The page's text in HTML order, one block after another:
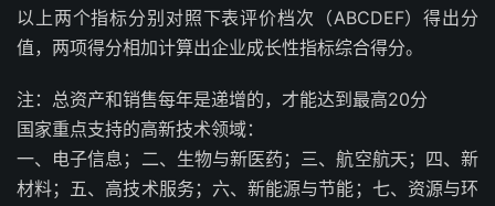
以上两个指标分别对照下表评价档次（ABCDEF）得出分
值，两项得分相加计算出企业成长性指标综合得分。
注：总资产和销售每年是递增的，才能达到最高20分
国家重点支持的高新技术领域：
一、电子信息；二、生物与新医药；三、航空航天；四、新
材料；五、高技术服务；六、新能源与节能；七、资源与环